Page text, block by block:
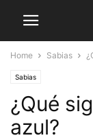
Home Sabias
Sabias
¿Qué
azul?